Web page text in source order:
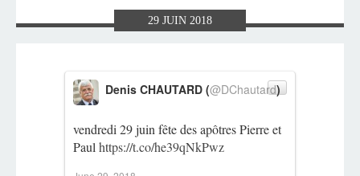
29 JUIN 2018
vendredi 29 juin fête des apôtres Pierre et
Paulhttps://t.co/he39qNkPwz
Denis CHAUTARD (@DChautard)